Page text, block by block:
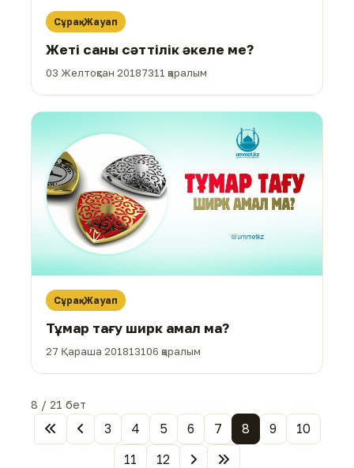
Сұрақ-Жауап
Жеті саны сәттілік әкеле ме?
03 Желтоқсан 20187311 қаралым
Сұрақ-Жауап
Тұмар тағу ширк амал ма?
27 Қараша 201813106 қаралым
8 / 21 бет
3 4 5 6 7 8 9
10
11
12